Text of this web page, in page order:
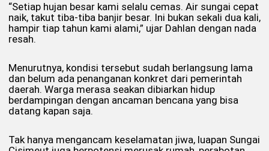
“Setiap hujan besar kami selalu cemas. Air sungai cepat
naik, takut tiba-tiba banjir besar. Ini bukan sekali dua kali,
hampir tiap tahun kami alami,” ujar Dahlan dengan nada
resah.
Menurutnya, kondisi tersebut sudah berlangsung lama
dan belum ada penanganan konkret dari pemerintah
daerah. Warga merasa seakan dibiarkan hidup
berdampingan dengan ancaman bencana yang bisa
datang kapan saja.
Tak hanya mengancam keselamatan jiwa, luapan Sungai